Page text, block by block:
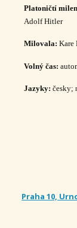
Platoničtí
Adolf Hitler
Milovala: Kare
Volný čas:
Jazyky: česky;
Praha 10,